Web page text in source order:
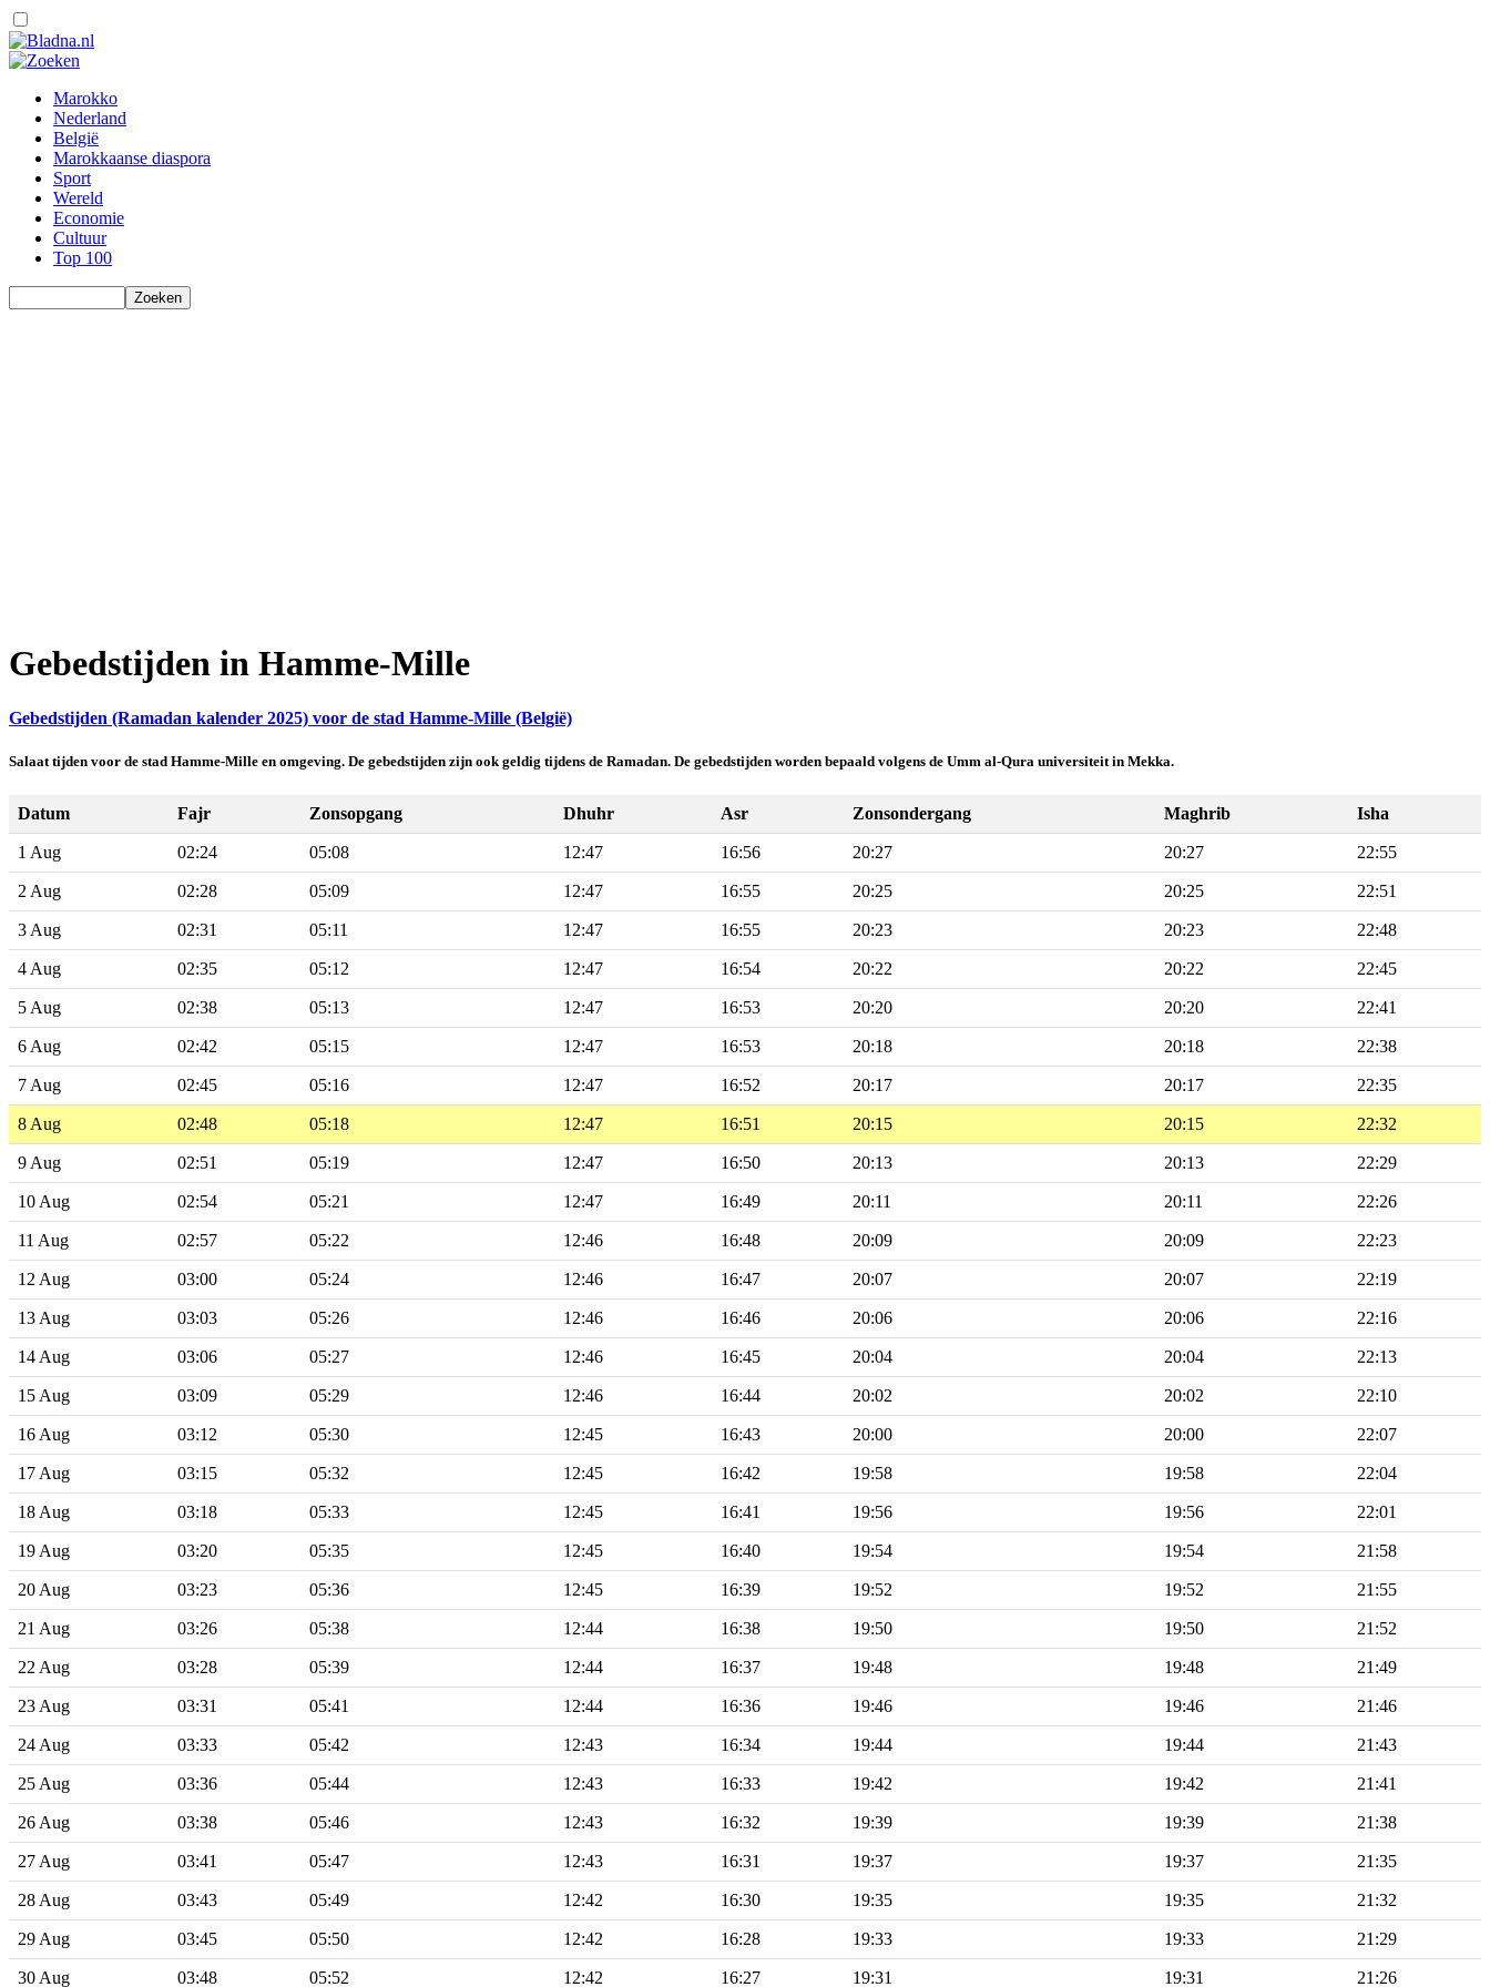
Marokko
Nederland
België
Marokkaanse diaspora
Sport
Wereld
Economie
Cultuur
Top 100
Gebedstijden in Hamme-Mille
Gebedstijden (Ramadan kalender 2025) voor de stad Hamme-Mille (België)
Salaat tijden voor de stad Hamme-Mille en omgeving. De gebedstijden zijn ook geldig tijdens de Ramadan. De gebedstijden worden bepaald volgens de Umm al-Qura universiteit in Mekka.
Datum Fajr Zonsopgang Dhuhr Asr Zonsondergang Maghrib Isha
1 Aug 02:24 05:08 12:47 16:56 20:27 20:27 22:55
2 Aug 02:28 05:09 12:47 16:55 20:25 20:25 22:51
3 Aug 02:31 05:11 12:47 16:55 20:23 20:23 22:48
4 Aug 02:35 05:12 12:47 16:54 20:22 20:22 22:45
5 Aug 02:38 05:13 12:47 16:53 20:20 20:20 22:41
6 Aug 02:42 05:15 12:47 16:53 20:18 20:18 22:38
7 Aug 02:45 05:16 12:47 16:52 20:17 20:17 22:35
8 Aug 02:48 05:18 12:47 16:51 20:15 20:15 22:32
9 Aug 02:51 05:19 12:47 16:50 20:13 20:13 22:29
10 Aug 02:54 05:21 12:47 16:49 20:11 20:11 22:26
11 Aug 02:57 05:22 12:46 16:48 20:09 20:09 22:23
12 Aug 03:00 05:24 12:46 16:47 20:07 20:07 22:19
13 Aug 03:03 05:26 12:46 16:46 20:06 20:06 22:16
14 Aug 03:06 05:27 12:46 16:45 20:04 20:04 22:13
15 Aug 03:09 05:29 12:46 16:44 20:02 20:02 22:10
16 Aug 03:12 05:30 12:45 16:43 20:00 20:00 22:07
17 Aug 03:15 05:32 12:45 16:42 19:58 19:58 22:04
18 Aug 03:18 05:33 12:45 16:41 19:56 19:56 22:01
19 Aug 03:20 05:35 12:45 16:40 19:54 19:54 21:58
20 Aug 03:23 05:36 12:45 16:39 19:52 19:52 21:55
21 Aug 03:26 05:38 12:44 16:38 19:50 19:50 21:52
22 Aug 03:28 05:39 12:44 16:37 19:48 19:48 21:49
23 Aug 03:31 05:41 12:44 16:36 19:46 19:46 21:46
24 Aug 03:33 05:42 12:43 16:34 19:44 19:44 21:43
25 Aug 03:36 05:44 12:43 16:33 19:42 19:42 21:41
26 Aug 03:38 05:46 12:43 16:32 19:39 19:39 21:38
27 Aug 03:41 05:47 12:43 16:31 19:37 19:37 21:35
28 Aug 03:43 05:49 12:42 16:30 19:35 19:35 21:32
29 Aug 03:45 05:50 12:42 16:28 19:33 19:33 21:29
30 Aug 03:48 05:52 12:42 16:27 19:31 19:31 21:26